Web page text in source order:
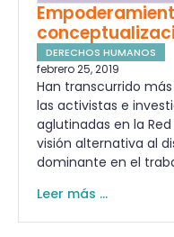
DERECHOS HUMANOS
febrero 25, 2019
Han transcurrido
las activistas e
aglutinadas en la
visión alternativa al
dominante en el
Leer más ...